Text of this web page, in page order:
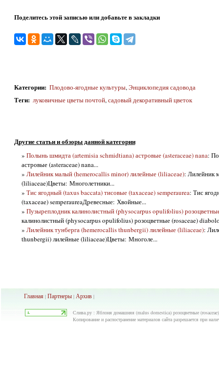
Поделитесь этой записью или добавьте в закладки
Категории: Плодово-ягодные культуры,Энциклопедия садовода
Теги: луковичные цветы почтой,садовый декоративный цветок
Другие статьи и обзоры данной категории
» Полынь шмидта (artemisia schmidtiana) астровые (asteraceae) nana:
астровые (asteraceae) nana...
» Лилейник малый (hemerocallis minor) лилейные (liliaceae): Лилейник
(liliaceae)Цветы: Многолетники...
» Тис ягодный (taxus baccata) тисовые (taxaceae) semperaurea: Тис
(taxaceae) semperaureaДревесные: Хвойные...
» Пузыреплодник калинолистный (physocarpus opulifolius)
калинолистный (physocarpus opulifolius) розоцветные (rosaceae)
» Лилейник тунберга (hemerocallis thunbergii) лилейные (liliaceae):
thunbergii) лилейные (liliaceae)Цветы: Многоле...
Главная| Партнеры| Архив|
Слива.ру : Яблоня домашняя (malus domestica) розоцветные
Копирование и распостранение материалов сайта разрешается при